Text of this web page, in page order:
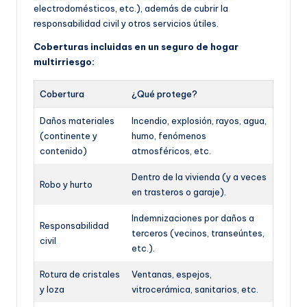
electrodomésticos, etc.), además de cubrir la
responsabilidad civil y otros servicios útiles.
Coberturas incluidas en un seguro de hogar
multirriesgo:
Cobertura ¿Qué protege?
Daños materiales
(continente y
contenido)
Incendio, explosión, rayos, agua,
humo, fenómenos
atmosféricos, etc.
Robo y hurto
Dentro de la vivienda (y a veces
en trasteros o garaje).
Responsabilidad
civil
Indemnizaciones por daños a
terceros (vecinos, transeúntes,
etc.).
Rotura de cristales
y loza
Ventanas, espejos,
vitrocerámica, sanitarios, etc.